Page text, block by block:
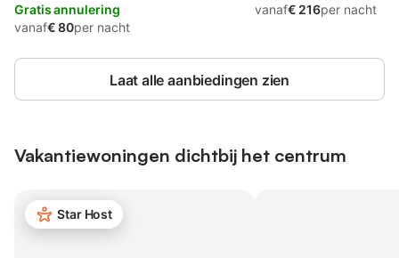
Gratis annulering
vanaf€ 80per nacht
vanaf€ 216per nacht
Laat alle aanbiedingen zien
Vakantiewoningen dichtbij het centrum
Star Host